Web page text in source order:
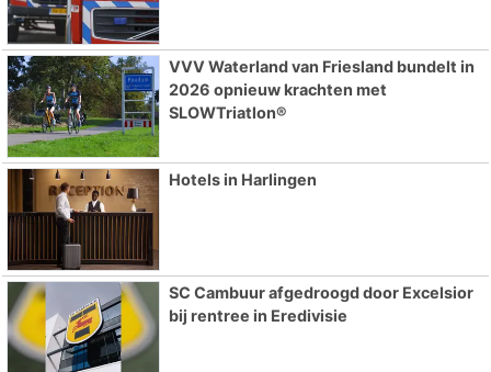
VVV Waterland van Friesland bundelt in
2026 opnieuw krachten met
SLOWTriatlon®
Hotels in Harlingen
SC Cambuur afgedroogd door Excelsior
bij rentree in Eredivisie